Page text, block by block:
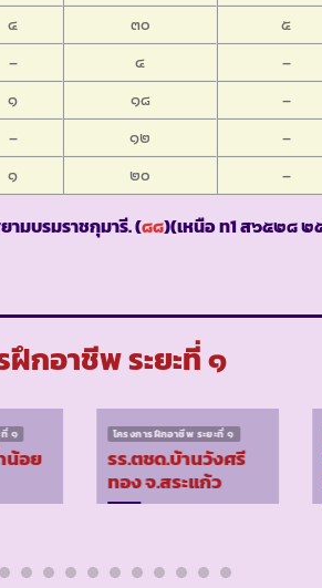
๔ ๓๐ ๕
– ๔ –
๑ ๑๘ –
– ๑๒ –
๑ ๒๐ –
ามบรมราชกุมารี. (๘๘)(เหนือ ท1 ส๖๕๒๘
ฝึกอาชีพ ระยะที่ ๑
ที่ ๑
น้อย
โครงการฝึกอาชีพ ระยะที่ ๑
รร.ตชด.บ้านวังศรี
ทอง จ.สระแก้ว